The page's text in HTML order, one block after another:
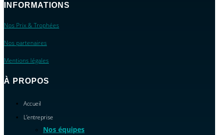
INFORMATIONS
Nos Prix & Trophées
Nos partenaires
Mentions légales
À PROPOS
Accueil
L’entreprise
Nos équipes